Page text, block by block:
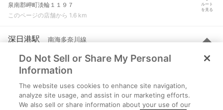
泉南郡岬町淡輪１１９７
このページの店舗から 1.6 km
ルート
を見る
深日港駅 南海多奈川線
泉南郡岬町深日２５３５-１
このページの店舗から 2.1 km
ルート
を見る
多奈川駅 南海多奈川線
泉南郡岬町多奈川２２９０
Do Not Sell or Share My Personal
Information
The website uses cookies to enhance site navigation,
analyze site usage, and assist in our marketing efforts.
We also sell or share information about your use of our